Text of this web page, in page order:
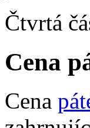
Čtvrtá
Cena
Cena